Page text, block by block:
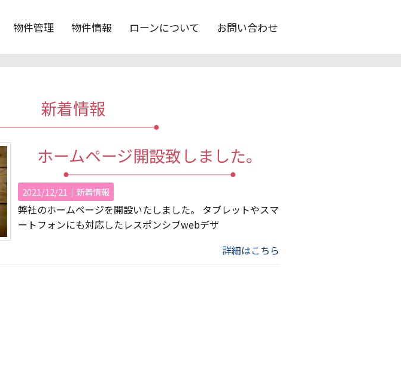
物件管理 物件情報 ローンについて お問い合わせ
新着情報
ホームページ開設致しました。
2021/12/21｜ 新着情報
弊社のホームページを開設いたしました。 タブレットやスマ
ートフォンにも対応したレスポンシブwebデザ
詳細はこちら